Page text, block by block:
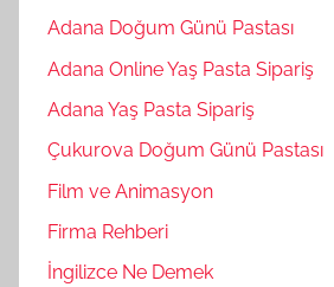
Adana Doğum Günü Pastası
Adana Online Yaş Pasta Sipariş
Adana Yaş Pasta Sipariş
Çukurova Doğum Günü Pastası
Film ve Animasyon
Firma Rehberi
İngilizce Ne Demek